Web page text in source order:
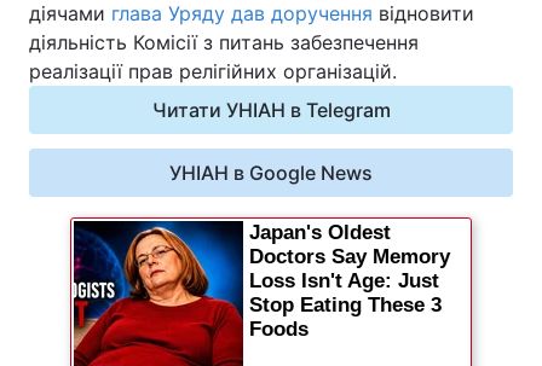
діячами глава Уряду дав доручення відновити
діяльність Комісії з питань забезпечення
реалізації прав релігійних організацій.
Читати УНІАН в Telegram
УНІАН в Google News